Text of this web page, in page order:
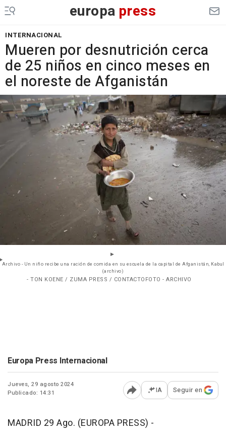
europa press
INTERNACIONAL
Mueren por desnutrición cerca
de 25 niños en cinco meses en
el noreste de Afganistán
Archivo - Un niño recibe una ración de comida en su escuela de la capital de Afganistán, Kabul
(archivo)
- TON KOENE / ZUMA PRESS / CONTACTOFOTO - ARCHIVO
Europa Press Internacional
Jueves, 29 agosto 2024
Publicado: 14:31
Abrir opciones para
IA Seguir en
MADRID 29 Ago. (EUROPA PRESS) -